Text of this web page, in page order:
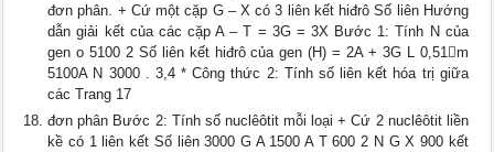
đơn phân. + Cứ một cặp G – X có 3 liên kết hiđrô Số liên Hướng
dẫn giải kết của các cặp A – T = 3G = 3X Bước 1: Tính N của
gen o 5100 2 Số liên kết hiđrô của gen (H) = 2A + 3G L 0,51m
5100A N 3000 . 3,4 * Công thức 2: Tính số liên kết hóa trị giữa
các Trang 17
đơn phân Bước 2: Tính số nuclêôtit mỗi loại + Cứ 2 nuclêôtit liền
kề có 1 liên kết Số liên 3000 G A 1500 A T 600 2 N G X 900 kết